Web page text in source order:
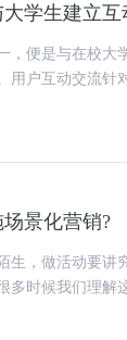
学生建立互
在校大学生建立深
用户互动交流针
景化营销?
生，做活动要讲
多时候我们理解